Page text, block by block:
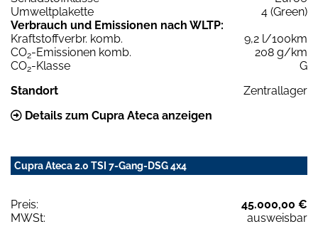
Umweltplakette
4 (Green)
Verbrauch und Emissionen nach WLTP:
Kraftstoffverbr. komb.
9,2 l/100km
CO2-Emissionen komb.
208 g/km
CO2-Klasse
G
Standort
Zentrallager
Details zum Cupra Ateca anzeigen
Cupra Ateca 2.0 TSI 7-Gang-DSG 4x4
Preis:
45.000,00 €
MWSt:
ausweisbar